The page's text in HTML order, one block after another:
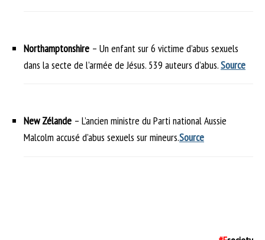
Northamptonshire – Un enfant sur 6 victime d’abus sexuels
dans la secte de l’armée de Jésus. 539 auteurs d’abus.Source
New Zélande – L’ancien ministre du Parti national Aussie
Malcolm accusé d’abus sexuels sur mineurs.Source